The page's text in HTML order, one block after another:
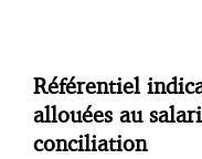
Référentiel
allouées au
conciliation